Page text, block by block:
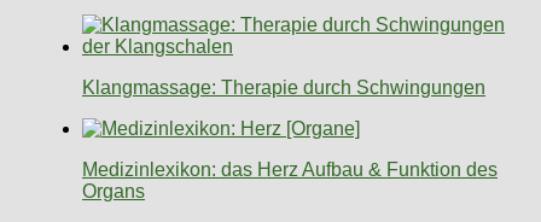
Klangmassage: Therapie durch Schwingungen
Medizinlexikon: das Herz Aufbau & Funktion des
Organs